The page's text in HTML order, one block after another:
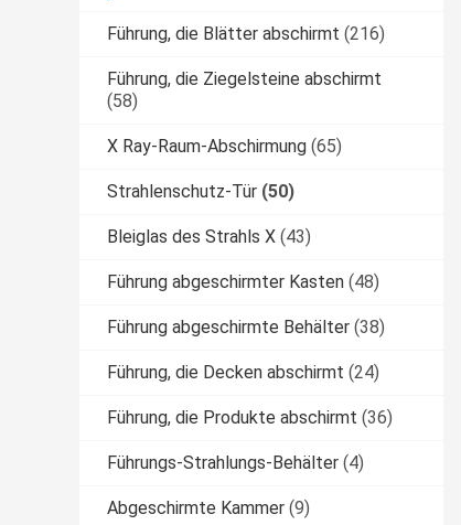
Führung, die Blätter abschirmt (216)
Führung, die Ziegelsteine abschirmt
(58)
X Ray-Raum-Abschirmung (65)
Strahlenschutz-Tür (50)
Bleiglas des Strahls X (43)
Führung abgeschirmter Kasten (48)
Führung abgeschirmte Behälter (38)
Führung, die Decken abschirmt (24)
Führung, die Produkte abschirmt (36)
Führungs-Strahlungs-Behälter (4)
Abgeschirmte Kammer (9)